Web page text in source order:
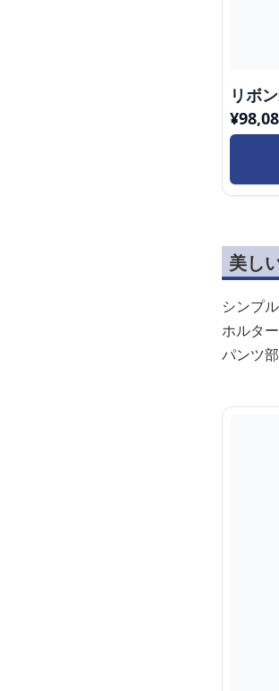
リボ
¥
美し
シンプ
ホルタ
パンツ